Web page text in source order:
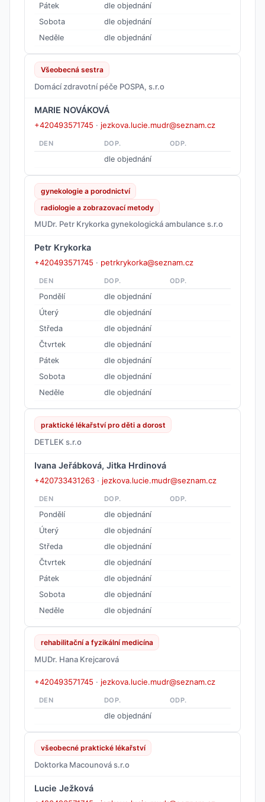
Pátek
dle objednání
Sobota
dle objednání
Neděle
dle objednání
Všeobecná sestra
Domácí zdravotní péče POSPA, s.r.o
MARIE NOVÁKOVÁ
+420493571745 · jezkova.lucie.mudr@seznam.cz
DEN DOP. ODP.
dle objednání
gynekologie a porodnictví
radiologie a zobrazovací metody
MUDr. Petr Krykorka gynekologická ambulance s.r.o
Petr Krykorka
+420493571745 · petrkrykorka@seznam.cz
DEN DOP. ODP.
Pondělí
dle objednání
Úterý
dle objednání
Středa
dle objednání
Čtvrtek
dle objednání
Pátek
dle objednání
Sobota
dle objednání
Neděle
dle objednání
praktické lékařství pro děti a dorost
DETLEK s.r.o
Ivana Jeřábková, Jitka Hrdinová
+420733431263 · jezkova.lucie.mudr@seznam.cz
DEN DOP. ODP.
Pondělí
dle objednání
Úterý
dle objednání
Středa
dle objednání
Čtvrtek
dle objednání
Pátek
dle objednání
Sobota
dle objednání
Neděle
dle objednání
rehabilitační a fyzikální medicína
MUDr. Hana Krejcarová
+420493571745 · jezkova.lucie.mudr@seznam.cz
DEN DOP. ODP.
dle objednání
všeobecné praktické lékařství
Doktorka Macounová s.r.o
Lucie Ježková